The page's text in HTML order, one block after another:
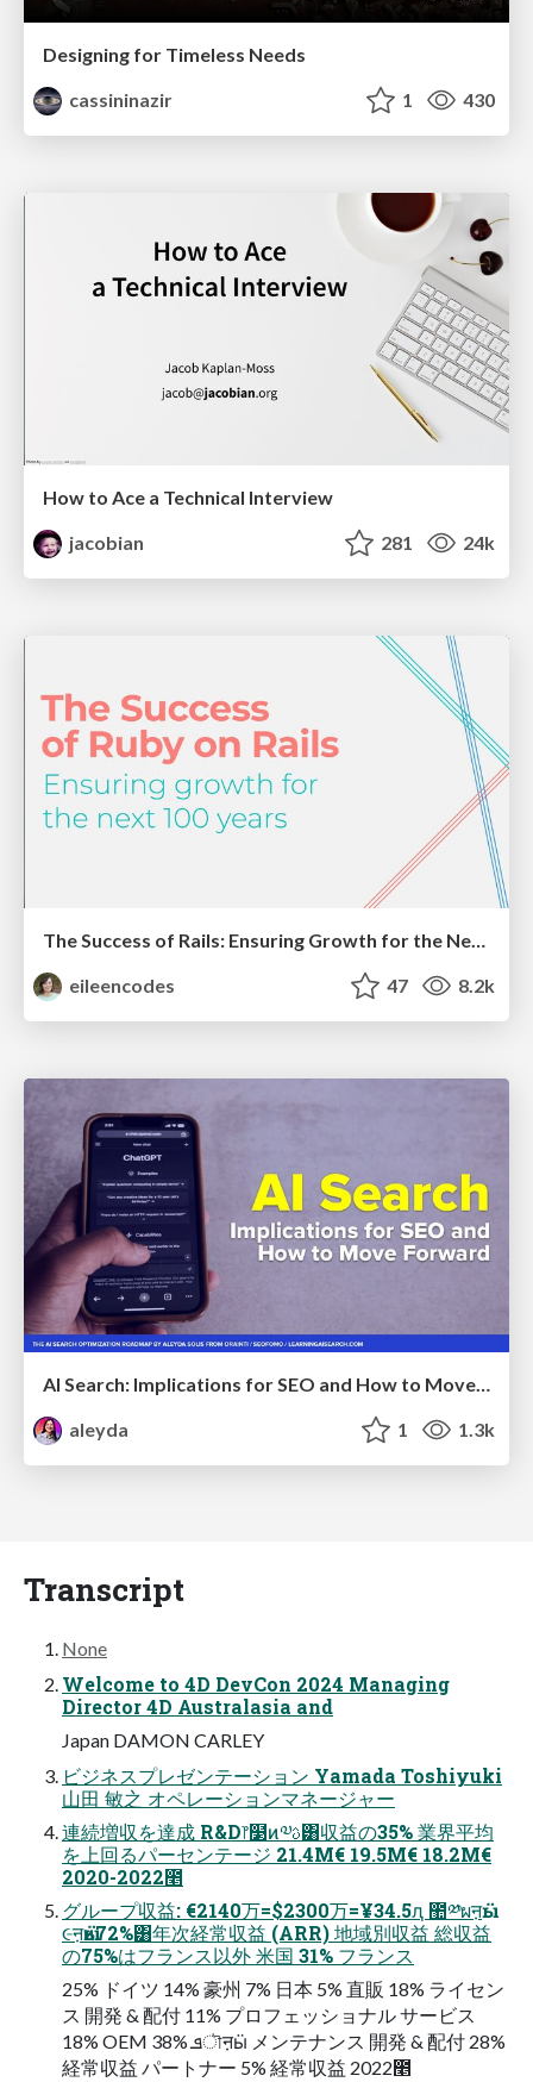
Designing for Timeless Needs
cassininazir
1 430
How to Ace a Technical Interview
jacobian
281 24k
The Success of Rails: Ensuring Growth for the Next 100 Years
eileencodes
47 8.2k
aleyda
1 1.3k
Transcript
None
Welcome to 4D DevCon 2024 Managing
Director 4D Australasia and
Japan DAMON CARLEY
ビジネスプレゼンテーション Yamada Toshiyuki
⼭⽥ 敏之 オペレーションマネージャー
連続増収を達成 R&D෦໳ͷ༧ࢉ͸収益の35% 業界平均
を上回るパーセンテージ 21.4M€ 19.5M€ 18.2M€
2020-2022೥
グループ収益: €2140万=$2300万=¥34.5ԯ ಺༰ผऩӹ
૯ऩӹͷ72%͸年次経常収益 (ARR) 地域別収益 総収益
の75%はフランス以外 ⽶国 31% フランス
25% ドイツ 14% 豪州 7% ⽇本 5% 直販 18% ライセン
ス 開発 & 配付 11% プロフェッショナル サービス
18% OEM 38% ܦৗऩӹ メンテナンス 開発 & 配付 28%
経常収益 パートナー 5% 経常収益 2022೥